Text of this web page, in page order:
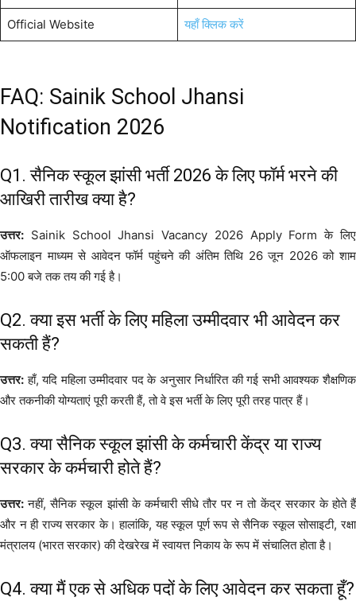
Official Website यहाँ क्लिक करें
FAQ: Sainik School Jhansi
Notification 2026
Q1. सैनिक स्कूल झांसी भर्ती 2026 के लिए फॉर्म भरने की
आखिरी तारीख क्या है?
उत्तर: Sainik School Jhansi Vacancy 2026 Apply Form के लिए
ऑफलाइन माध्यम से आवेदन फॉर्म पहुंचने की अंतिम तिथि 26 जून 2026 को शाम
5:00 बजे तक तय की गई है।
Q2. क्या इस भर्ती के लिए महिला उम्मीदवार भी आवेदन कर
सकती हैं?
उत्तर: हाँ, यदि महिला उम्मीदवार पद के अनुसार निर्धारित की गई सभी आवश्यक शैक्षणिक
और तकनीकी योग्यताएं पूरी करती हैं, तो वे इस भर्ती के लिए पूरी तरह पात्र हैं।
Q3. क्या सैनिक स्कूल झांसी के कर्मचारी केंद्र या राज्य
सरकार के कर्मचारी होते हैं?
उत्तर: नहीं, सैनिक स्कूल झांसी के कर्मचारी सीधे तौर पर न तो केंद्र सरकार के होते हैं
और न ही राज्य सरकार के। हालांकि, यह स्कूल पूर्ण रूप से सैनिक स्कूल सोसाइटी, रक्षा
मंत्रालय (भारत सरकार) की देखरेख में स्वायत्त निकाय के रूप में संचालित होता है।
Q4. क्या मैं एक से अधिक पदों के लिए आवेदन कर सकता हूँ?